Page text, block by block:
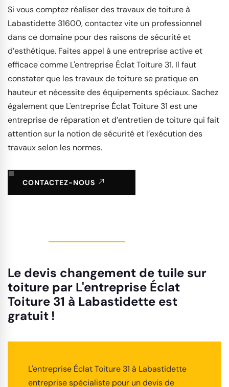
Si vous comptez réaliser des travaux de toiture à
Labastidette 31600, contactez vite un professionnel
dans ce domaine pour des raisons de sécurité et
d’esthétique. Faites appel à une entreprise active et
efficace comme L'entreprise Éclat Toiture 31. Il faut
constater que les travaux de toiture se pratique en
hauteur et nécessite des équipements spéciaux. Sachez
également que L'entreprise Éclat Toiture 31 est une
entreprise de réparation et d’entretien de toiture qui fait
attention sur la notion de sécurité et l’exécution des
travaux selon les normes.
CONTACTEZ-NOUS
Le devis changement de tuile sur
toiture par L'entreprise Éclat
Toiture 31 à Labastidette est
gratuit !
L'entreprise Éclat Toiture 31 à Labastidette
entreprise spécialiste pour un devis de